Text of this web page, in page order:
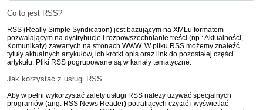
Co to jest RSS?
RSS (Really Simple Syndication) jest bazującym na XMLu formatem
pozwalającym na dystrybucje i rozpowszechnianie treści (np.: Aktualności,
Komunikaty) zawartych na stronach WWW. W pliku RSS możemy znaleźć
tytuły aktualnych artykułów, ich krótki opis oraz link do pozostałej części
artykułu. Pliki RSS pogrupowane są w kanały tematyczne.
Jak korzystać z usługi RSS
Aby w pełni wykorzystać zalety usługi RSS należy używać specjalnych
programów (ang. RSS News Reader) potrafiących czytać i wyświetlać